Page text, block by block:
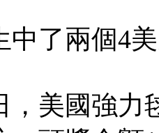
了兩個4美
國強力毬